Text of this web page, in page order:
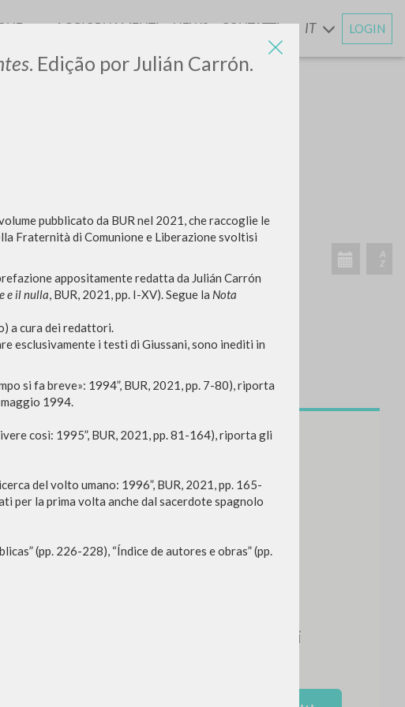
. Edição por Julián Carrón.
pubblicato da BUR nel 2021, che raccoglie le
Fraternità di Comunione e Liberazione svoltisi
appositamente redatta da Julián Carrón
e il nulla, BUR, 2021, pp. I-XV). Segue la Nota
a cura dei redattori.
esclusivamente i testi di Giussani, sono inediti in
si fa breve»: 1994”, BUR, 2021, pp. 7-80), riporta
1994.
così: 1995”, BUR, 2021, pp. 81-164), riporta gli
del volto umano: 1996”, BUR, 2021, pp. 165-
per la prima volta anche dal sacerdote spagnolo
(pp. 226-228), “Índice de autores e obras” (pp.
AGGIORNAMENTIENEWS CONTATTI IT LOGIN
ATTIVITÀ RECENTI